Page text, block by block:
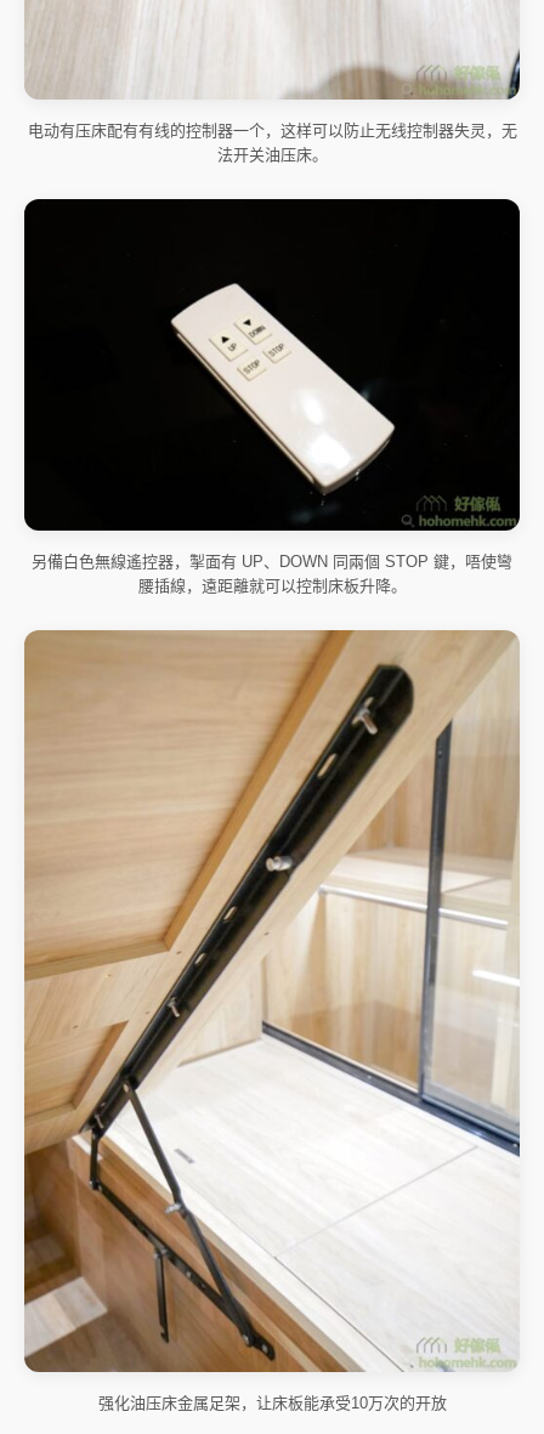
电动有压床配有有线的控制器一个，这样可以防止无线控制器失灵，无
法开关油压床。
另備白色無線遙控器，掣面有 UP、DOWN 同兩個 STOP 鍵，唔使彎
腰插線，遠距離就可以控制床板升降。
强化油压床金属足架，让床板能承受10万次的开放